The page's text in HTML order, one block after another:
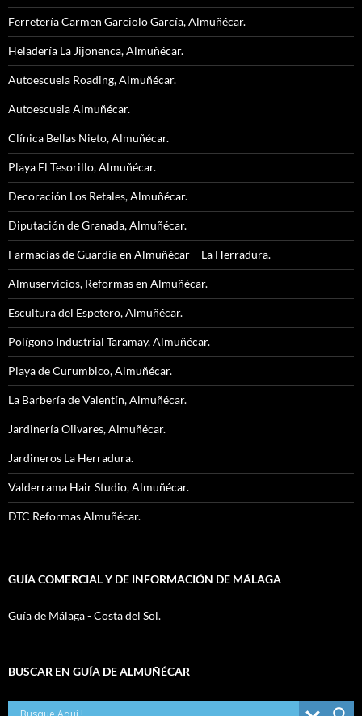
Ferretería Carmen Garciolo García, Almuñécar.
Heladería La Jijonenca, Almuñécar.
Autoescuela Roading, Almuñécar.
Autoescuela Almuñécar.
Clínica Bellas Nieto, Almuñécar.
Playa El Tesorillo, Almuñécar.
Decoración Los Retales, Almuñécar.
Diputación de Granada, Almuñécar.
Farmacias de Guardia en Almuñécar – La Herradura.
Almuservicios, Reformas en Almuñécar.
Escultura del Espetero, Almuñécar.
Polígono Industrial Taramay, Almuñécar.
Playa de Curumbico, Almuñécar.
La Barbería de Valentín, Almuñécar.
Jardinería Olivares, Almuñécar.
Jardineros La Herradura.
Valderrama Hair Studio, Almuñécar.
DTC Reformas Almuñécar.
GUÍA COMERCIAL Y DE INFORMACIÓN DE MÁLAGA
Guía de Málaga - Costa del Sol.
BUSCAR EN GUÍA DE ALMUÑÉCAR